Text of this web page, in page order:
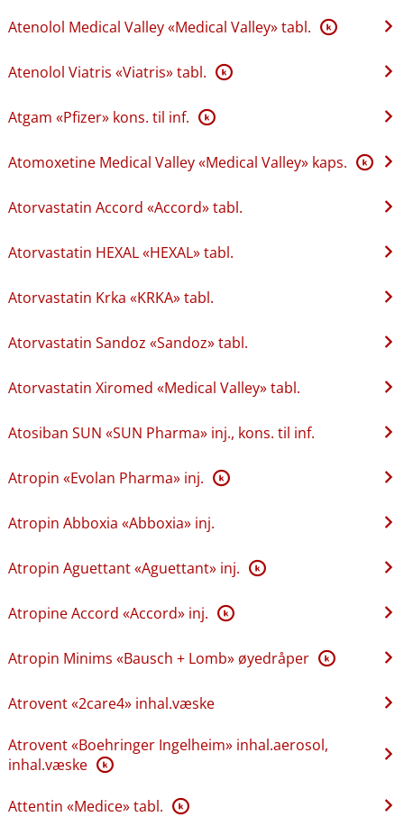
Atenolol Medical Valley «Medical Valley» tabl. K
Atenolol Viatris «Viatris» tabl. K
Atgam «Pfizer» kons. til inf. K
Atomoxetine Medical Valley «Medical Valley» kaps. K
Atorvastatin Accord «Accord» tabl.
Atorvastatin HEXAL «HEXAL» tabl.
Atorvastatin Krka «KRKA» tabl.
Atorvastatin Sandoz «Sandoz» tabl.
Atorvastatin Xiromed «Medical Valley» tabl.
Atosiban SUN «SUN Pharma» inj., kons. til inf.
Atropin «Evolan Pharma» inj. K
Atropin Abboxia «Abboxia» inj.
Atropin Aguettant «Aguettant» inj. K
Atropine Accord «Accord» inj. K
Atropin Minims «Bausch + Lomb» øyedråper K
Atrovent «2care4» inhal.væske
Atrovent «Boehringer Ingelheim» inhal.aerosol,
inhal.væske K
Attentin «Medice» tabl. K